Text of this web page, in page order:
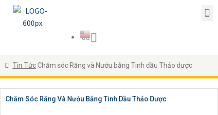
0đ
Tin Tức Chăm sóc Răng và Nướu bằng Tinh dầu Thảo dược
Chăm Sóc Răng Và Nướu Bằng Tinh Dầu Thảo Dược